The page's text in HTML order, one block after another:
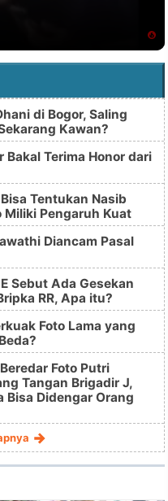
di Bogor, Saling
Kawan?
Terima Honor dari
Tentukan Nasib
Miliki Pengaruh Kuat
Diancam Pasal
Sebut Ada Gesekan
RR, Apa itu?
Foto Lama yang
Foto Putri
Tangan Brigadir J,
Bisa Didengar Orang